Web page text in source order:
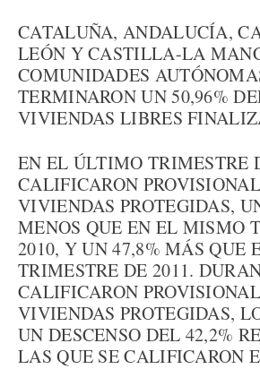
CATALUÑA, ANDALUCÍA,
LEÓN Y CASTILLA-LA
COMUNIDADES
TERMINARON UN 50,96%
VIVIENDAS LIBRES
EN EL ÚLTIMO TRIMESTRE
CALIFICARON
VIVIENDAS PROTEGIDAS,
MENOS QUE EN EL MISMO
2010, Y UN 47,8% MÁS QUE
TRIMESTRE DE 2011.
CALIFICARON
VIVIENDAS PROTEGIDAS,
UN DESCENSO DEL 42,2%
LAS QUE SE CALIFICARON